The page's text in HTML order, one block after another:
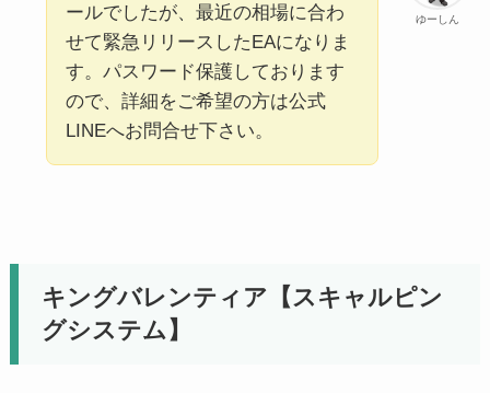
ゆーしん
ールでしたが、最近の相場に合わ
せて緊急リリースしたEAになりま
す。パスワード保護しております
ので、詳細をご希望の方は公式
LINEへお問合せ下さい。
キングバレンティア【スキャルピン
グシステム】